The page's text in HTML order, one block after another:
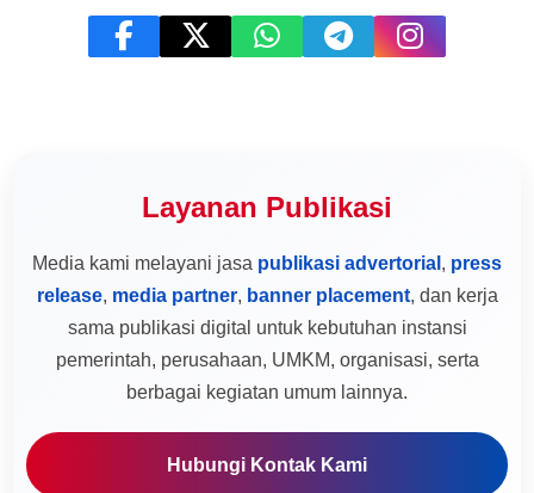
Layanan Publikasi
Media kami melayani jasa publikasi advertorial , press
release, media partner, banner placement, dan kerja
sama publikasi digital untuk kebutuhan instansi
pemerintah, perusahaan, UMKM, organisasi, serta
berbagai kegiatan umum lainnya.
Hubungi Kontak Kami